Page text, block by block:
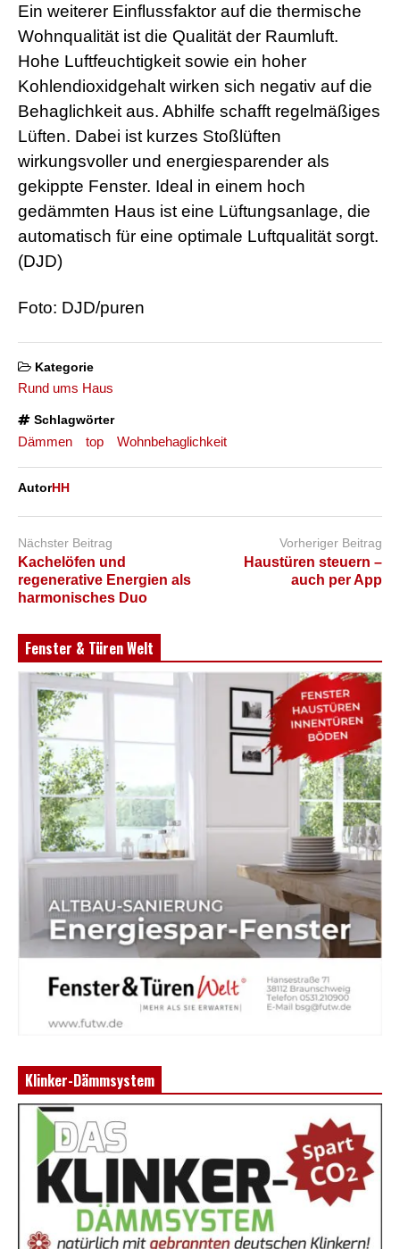
Ein weiterer Einflussfaktor auf die thermische
Wohnqualität ist die Qualität der Raumluft.
Hohe Luftfeuchtigkeit sowie ein hoher
Kohlendioxidgehalt wirken sich negativ auf die
Behaglichkeit aus. Abhilfe schafft regelmäßiges
Lüften. Dabei ist kurzes Stoßlüften
wirkungsvoller und energiesparender als
gekippte Fenster. Ideal in einem hoch
gedämmten Haus ist eine Lüftungsanlage, die
automatisch für eine optimale Luftqualität sorgt.
(DJD)
Foto: DJD/puren
Kategorie
Rund ums Haus
Schlagwörter
Dämmen top Wohnbehaglichkeit
AutorHH
Nächster Beitrag
Kachelöfen und
regenerative Energien als
harmonisches Duo
Vorheriger Beitrag
Haustüren steuern –
auch per App
Fenster & Türen Welt
Klinker-Dämmsystem